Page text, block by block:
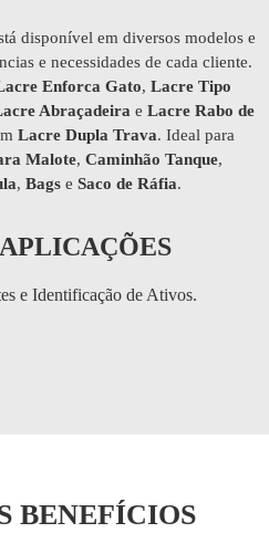
disponível em diversos modelos e
e necessidades de cada cliente.
Enforca Gato, Lacre Tipo
Abraçadeira e Lacre Rabo de
Lacre Dupla Trava. Ideal para
Malote, Caminhão Tanque,
, Bags e Saco de Ráfia.
e Identificação de Ativos.
BENEFÍCIOS